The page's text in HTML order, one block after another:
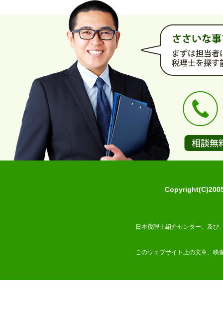
日本税理士紹介センター、及び
このウェブサイト上の文章、映